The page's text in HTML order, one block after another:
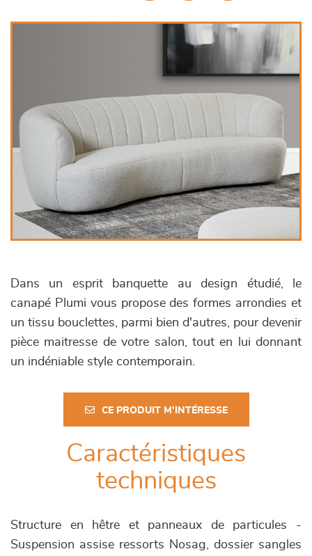
Dans un esprit banquette au design étudié, le
canapé Plumi vous propose des formes arrondies et
un tissu bouclettes, parmi bien d'autres, pour devenir
pièce maitresse de votre salon, tout en lui donnant
un indéniable style contemporain.
CE PRODUIT M'INTÉRESSE
Caractéristiques
techniques
Structure en hêtre et panneaux de particules -
Suspension assise ressorts Nosag, dossier sangles